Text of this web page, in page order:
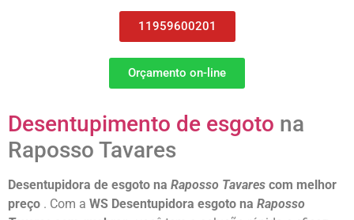
11959600201
Orçamento on-line
Desentupimento de esgoto na
Raposso Tavares
Desentupidora de esgoto na Raposso Tavares com melhor
preço . Com a WS Desentupidora esgoto na Raposso